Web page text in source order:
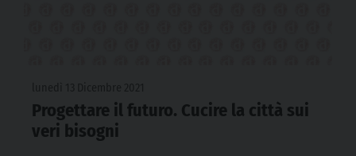
Progettare il futuro. Cucire la città sui
veri bisogni